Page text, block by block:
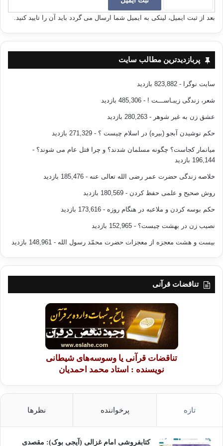
مقایسه‌ میان اشیای غیبی و نامشهود با موجودات مشهود و عینی هم نمی‌باشد؛
زیرا استنتاج عقلی یکی از بزرگترین اسباب شناخت به شمار می‌آید.
سخنی از «دکتر الکسیس کارل» و «پروفسور أ. ی. ماندیر» طبیعیدان مشهور :
1- دکتر «الکسیس کارل» می‌گوید : «جهان ریاضیات مجموعة سرسام‌آوری از
است که شامل مجرداتی غیر قابل تفسیر می‌باشد».
دست یافته‌ام، «حقایق محسوس» نام دارند، اما حقایق موجود نزد ما، همگی در
این دسته خلاصه نمی‌شوند، بلکه حقایق بسیاری در اطرافمان وجود دارند که
غیرمستقیم، یعنی از راه استنباط نظری به آنها علم پیدا نموده‌ایم؛ لذا آنها را
«حقایق استنباطی» می‌نامیم».
نکتة مهم این است که بدانیم فرقی میان این دو نوع حقیقت به چشم نمی‌خورد
جز اینکه در وجه تسمیه و نام‌گذاری متفاوتند. شناخت ما در اولی مستقیم و
طور به چنگ آید حقیقت است و قابل قبول.
شد؛ پس چطور می‌توانیم بر بقیة حقایق، شناخت پیدا کنیم؟ … .
«استنباط یا تعلیل» که شیوه‌ای عقلانی بوده و انسان‌ها با به کارگیری آن، بدین
نتیجه می‌رسند که : فلان چیز موجود است اما تا به حال آن را مشاهده نکرده‌ایم
شیوة استنباطی یا تعلیلی در شناخت حقایق، شیوة درستی است زیرا خود
هستی یک چیز عقلانی می‌باشد و تمام وقایع محسوس، خود حقایق موجود در
هستی را تشکیل می‌دهند.
برخی از این حقایق محسوس، در ظاهر چیزی جزئی و غیر مرتبط با دیگری
می‌شوند معنای خود را از دست می‌دهند؛ در حالی که اگر آنها را در پرتو حقایق
برده‌ایم، حقیقت وجودیشان را به خوبی درمی‌یابیم … .
برای مثال می‌بینیم وقتی که پرنده‌ای درهوا می‌میرد، بر زمین می‌افتد؛ یا
بعد از ثبت ایمیل، لینکی به ایمیل شما ارسال می گردد باید آن را تایید کنید.
پربازدیدترین مطالب سایت
سایت نوگرا - 823,882 بازدید
شعر، زندگی زیبـاســـت ! - 485,306 بازدید
عشق زن به غیر شوهر - 280,263 بازدید
حکم نوشیدن آبجو (بیره) در اسلام چیست ؟ - 271,329 بازدید
میانمار کجاست؟ چگونه مسلمان شدند؟ و چرا قتل عام می شوند؟ -
196,144 بازدید
خلاصه زندگی حضرت عمر رضی الله تعالی عنه - 185,476 بازدید
روش صحیح و علمی حفظ کردن - 180,569 بازدید
حکم بوسه کردن و ملاعبه در هنگام روزه - 173,616 بازدید
نصیب زن در بهشت چیست؟ - 152,965 بازدید
بیست و هشت معجزه از معجزات حضرت محمّد رسول الله - 148,961 بازدید
تناقضات قرآنی
تناقضات قرآنی یا وسوسه‌های شیطانی
نویسنده : استاد محمد احمدیان
تازه پرخواننده نظرها
کتابفروشی امام غزالی (آیجی بوک): مقصدی